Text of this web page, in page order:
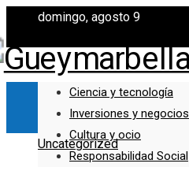
domingo, agosto 9
Ciencia y tecnología
Inversiones y negocios
Cultura y ocio
Responsabilidad Social
Uncategorized